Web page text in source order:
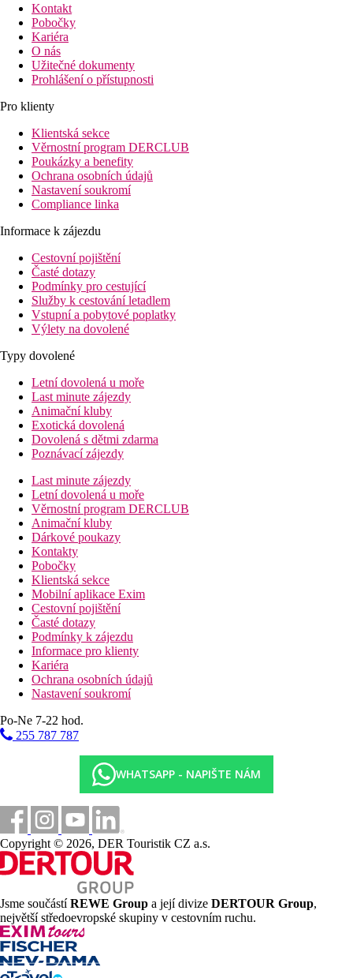
Kontakt
Pobočky
Kariéra
O nás
Užitečné dokumenty
Prohlášení o přístupnosti
Pro klienty
Klientská sekce
Věrnostní program DERCLUB
Poukázky a benefity
Ochrana osobních údajů
Nastavení soukromí
Compliance linka
Informace k zájezdu
Cestovní pojištění
Časté dotazy
Podmínky pro cestující
Služby k cestování letadlem
Vstupní a pobytové poplatky
Výlety na dovolené
Typy dovolené
Letní dovolená u moře
Last minute zájezdy
Animační kluby
Exotická dovolená
Dovolená s dětmi zdarma
Poznávací zájezdy
Last minute zájezdy
Letní dovolená u moře
Věrnostní program DERCLUB
Animační kluby
Dárkové poukazy
Kontakty
Pobočky
Klientská sekce
Mobilní aplikace Exim
Cestovní pojištění
Časté dotazy
Podmínky k zájezdu
Informace pro klienty
Kariéra
Ochrana osobních údajů
Nastavení soukromí
Po-Ne 7-22 hod.
255 787 787
WHATSAPP - NAPIŠTE NÁM
Copyright © 2026, DER Touristik CZ a.s.
Jsme součástíREWE Group a její divize DERTOUR Group,
největší středoevropské skupiny v cestovním ruchu.